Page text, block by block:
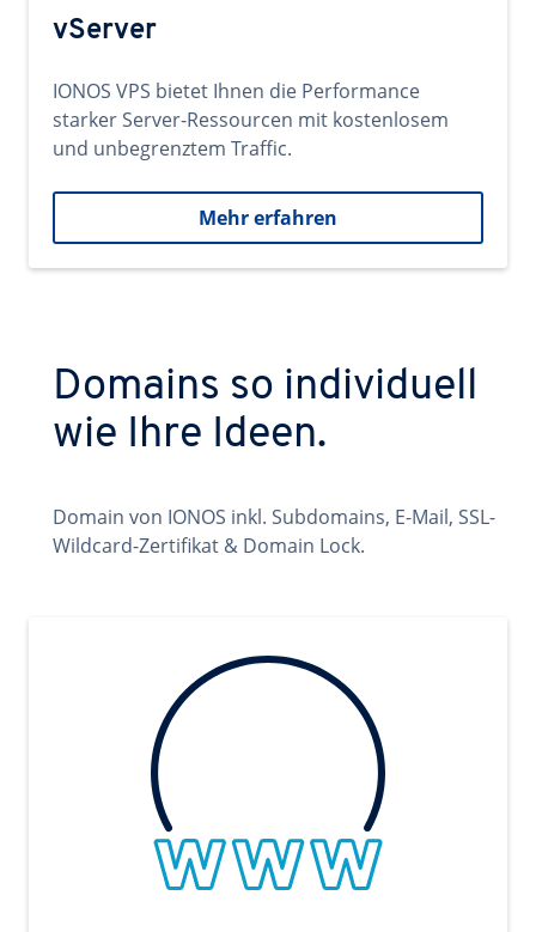
vServer
IONOS VPS bietet Ihnen die Performance
starker Server-Ressourcen mit kostenlosem
und unbegrenztem Traffic.
Mehr erfahren
Domains so individuell
wie Ihre Ideen.
Domain von IONOS inkl. Subdomains, E-Mail, SSL-
Wildcard-Zertifikat & Domain Lock.